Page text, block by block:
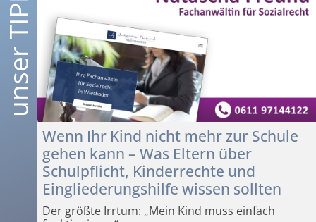
Wenn Ihr Kind nicht mehr zur Schule
gehen kann – Was Eltern über
Schulpflicht, Kinderrechte und
Eingliederungshilfe wissen sollten
Der größte Irrtum: „Mein Kind muss einfach